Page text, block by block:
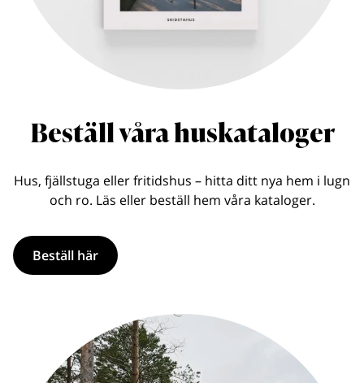
Beställ våra huskataloger
Hus, fjällstuga eller fritidshus – hitta ditt nya hem i lugn
och ro. Läs eller beställ hem våra kataloger.
Beställ här